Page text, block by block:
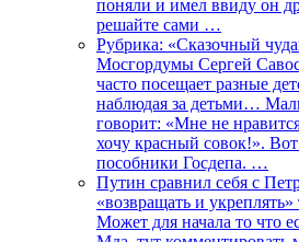
поняли и имел ввиду он
решайте сами …
Рубрика: «Сказочный
Мосгордумы Сергей
часто посещает разные
наблюдая за детьми…
говорит: «Мне не
хочу красный совок!».
пособники Госдепа. …
Путин сравнил себя с
«возвращать и
Может для начала то что